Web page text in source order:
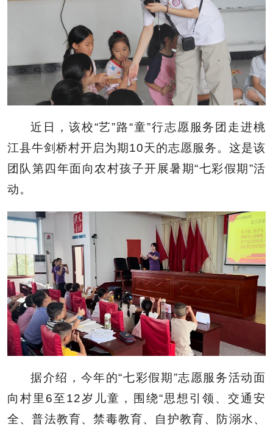
近日，该校“艺”路“童”行志愿服务团走进桃
江县牛剑桥村开启为期10天的志愿服务。这是该
团队第四年面向农村孩子开展暑期“七彩假期”活
动。
据介绍，今年的“七彩假期”志愿服务活动面
向村里6至12岁儿童，围绕“思想引领、交通安
全、普法教育、禁毒教育、自护教育、防溺水、